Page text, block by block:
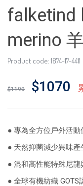
falketind
merino
Product code: 1874-17-4411
$1190 $1070
● 專為全方位戶外活動
● 天然抑菌減少異味產
● 混和高性能特殊尼龍
● 全球有機紡織 GOTS